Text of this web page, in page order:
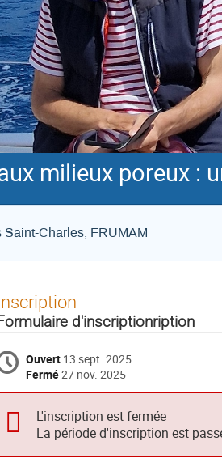
milieux poreux :
Charles, FRUMAM
d'inscriptionription
Ouvert 13 sept. 2025
Fermé27 nov. 2025
L'inscription est fermée
La période d'inscription est